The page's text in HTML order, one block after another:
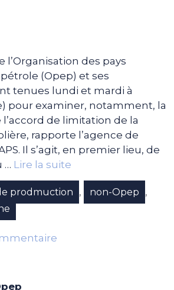
l’Organisation des pays
(Opep) et ses
tenues lundi et mardi à
pour examiner, notamment, la
de limitation de la
rapporte l’agence de
Il s’agit, en premier lieu, de
… Lire la suite
prodmuction , non-Opep ,